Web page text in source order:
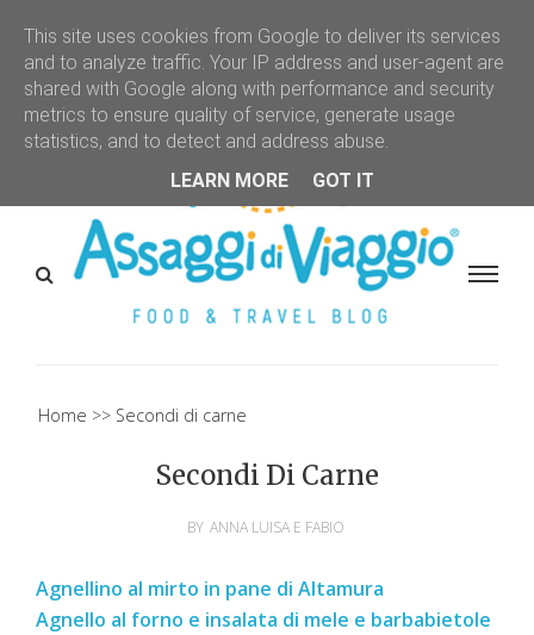
Home Secondi di carne
Secondi Di Carne
BY ANNA LUISA E FABIO
Agnellino al mirto in pane di Altamura
Agnello al forno e insalata di mele e barbabietole
This site uses cookies from Google to deliver its services
and to analyze traffic. Your IP address and user-agent are
shared with Google along with performance and security
metrics to ensure quality of service, generate usage
statistics, and to detect and address abuse.
LEARN MORE
GOT IT